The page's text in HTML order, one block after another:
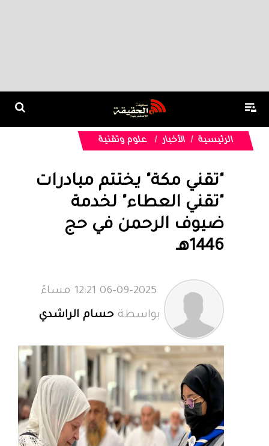
الرئيسية الأخبار علوم وتقنية
"تقني مكة" يختتم مبادرات
"تقني العطاء" لخدمة
ضيوف الرحمن في حج
1446هـ
بواسطة حسام الراشدي